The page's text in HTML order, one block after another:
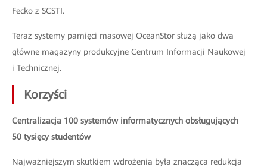
Fecko z SCSTI.
Teraz systemy pamięci masowej OceanStor służą jako dwa
główne magazyny produkcyjne Centrum Informacji Naukowej
i Technicznej.
Korzyści
Centralizacja 100 systemów informatycznych obsługujących
50 tysięcy studentów
Najważniejszym skutkiem wdrożenia była znacząca redukcja